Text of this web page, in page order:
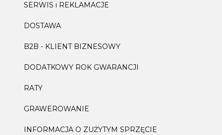
SERWIS i REKLAMACJE
DOSTAWA
B2B - KLIENT BIZNESOWY
DODATKOWY ROK GWARANCJI
RATY
GRAWEROWANIE
INFORMACJA O ZUŻYTYM SPRZĘCIE